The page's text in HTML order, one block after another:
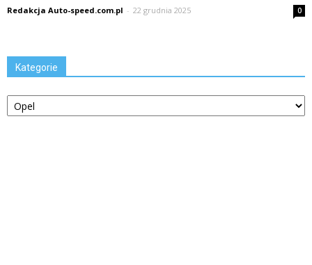
Redakcja Auto-speed.com.pl - 22 grudnia 2025 0
Kategorie
Kategorie